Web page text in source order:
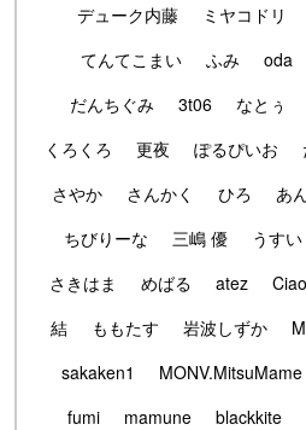
デューク内藤
ミヤコドリ
てんてこまい
ふみ oda
だんちぐみ
3t06 なとぅ
くろくろ
更夜 ぽるぴいお
さやか
さんかく ひろ あ
ちびりーな
三嶋 優 うすい
さきはま
めばる atez
結
ももたす 岩波しずか
sakaken1
fumi
mamune blackkite